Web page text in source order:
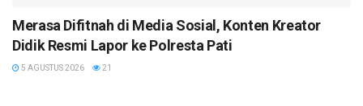
Merasa Difitnah di Media Sosial, Konten Kreator
Didik Resmi Lapor ke Polresta Pati
5 AGUSTUS 2026 21